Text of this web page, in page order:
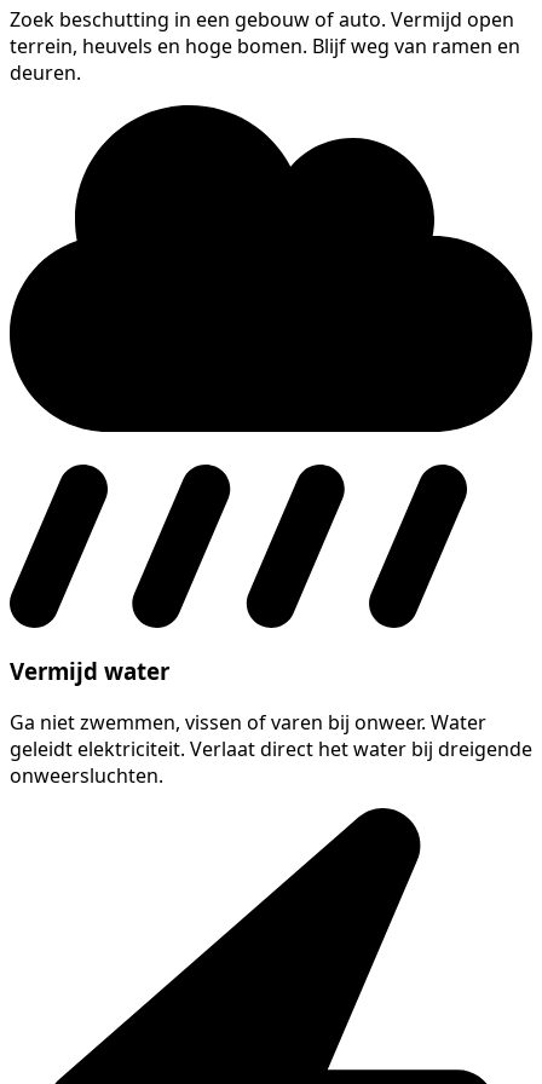
Zoek beschutting in een gebouw of auto. Vermijd open
terrein, heuvels en hoge bomen. Blijf weg van ramen en
deuren.
Vermijd water
Ga niet zwemmen, vissen of varen bij onweer. Water
geleidt elektriciteit. Verlaat direct het water bij dreigende
onweersluchten.